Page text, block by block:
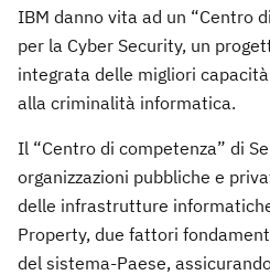
IBM danno vita ad un “Centro
per la Cyber Security, un
integrata delle migliori
alla criminalità informatica.
Il “Centro di competenza” di
organizzazioni pubbliche e
delle infrastrutture
Property, due fattori
del sistema-Paese,